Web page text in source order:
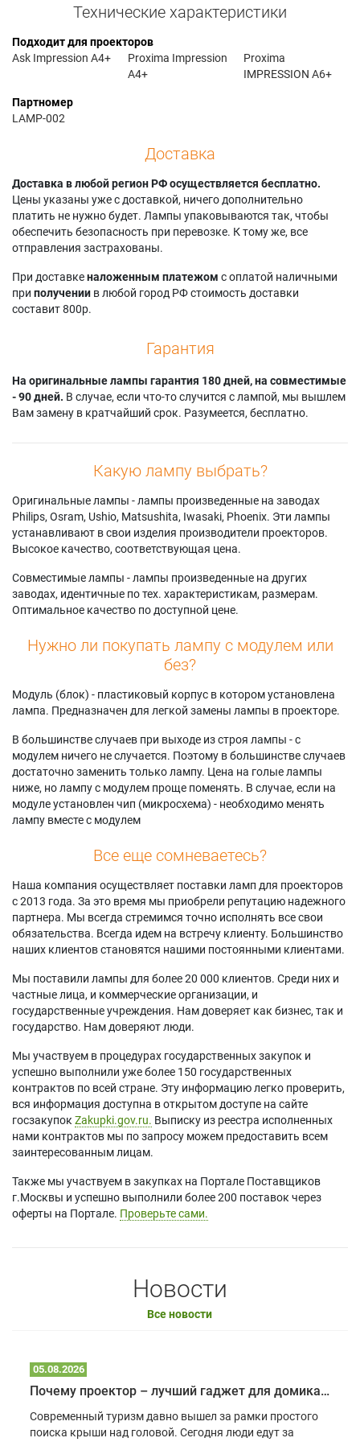
Технические характеристики
Подходит для проекторов
Ask Impression A4+
Proxima Impression
A4+
Proxima
IMPRESSION A6+
Партномер
LAMP-002
Доставка
Доставка в любой регион РФ осуществляется бесплатно.
Цены указаны уже с доставкой, ничего дополнительно
платить не нужно будет. Лампы упаковываются так, чтобы
обеспечить безопасность при перевозке. К тому же, все
отправления застрахованы.
При доставкеналоженным платежом с оплатой наличными
при получении в любой город РФ стоимость доставки
составит 800р.
Гарантия
На оригинальные лампы гарантия 180 дней, на совместимые
- 90 дней. В случае, если что-то случится с лампой, мы вышлем
Вам замену в кратчайший срок. Разумеется, бесплатно.
Какую лампу выбрать?
Оригинальные лампы - лампы произведенные на заводах
Philips, Osram, Ushio, Matsushita, Iwasaki, Phoenix. Эти лампы
устанавливают в свои изделия производители проекторов.
Высокое качество, соответствующая цена.
Совместимые лампы - лампы произведенные на других
заводах, идентичные по тех. характеристикам, размерам.
Оптимальное качество по доступной цене.
Нужно ли покупать лампу с модулем или
без?
Модуль (блок) - пластиковый корпус в котором установлена
лампа. Предназначен для легкой замены лампы в проекторе.
В большинстве случаев при выходе из строя лампы - с
модулем ничего не случается. Поэтому в большинстве случаев
достаточно заменить только лампу. Цена на голые лампы
ниже, но лампу с модулем проще поменять. В случае, если на
модуле установлен чип (микросхема) - необходимо менять
лампу вместе с модулем
Все еще сомневаетесь?
Наша компания осуществляет поставки ламп для проекторов
с 2013 года. За это время мы приобрели репутацию надежного
партнера. Мы всегда стремимся точно исполнять все свои
обязательства. Всегда идем на встречу клиенту. Большинство
наших клиентов становятся нашими постоянными клиентами.
Мы поставили лампы для более 20 000 клиентов. Среди них и
частные лица, и коммерческие организации, и
государственные учреждения. Нам доверяет как бизнес, так и
государство. Нам доверяют люди.
Мы участвуем в процедурах государственных закупок и
успешно выполнили уже более 150 государственных
контрактов по всей стране. Эту информацию легко проверить,
вся информация доступна в открытом доступе на сайте
госзакупок Zakupki.gov.ru. Выписку из реестра исполненных
нами контрактов мы по запросу можем предоставить всем
заинтересованным лицам.
Также мы участвуем в закупках на Портале Поставщиков
г.Москвы и успешно выполнили более 200 поставок через
оферты на Портале. Проверьте сами.
Новости
Все новости
05.08.2026
Почему проектор – лучший гаджет для домика в глэмпинге
Современный туризм давно вышел за рамки простого
поиска крыши над головой. Сегодня люди едут за